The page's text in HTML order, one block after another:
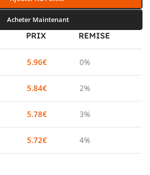
Acheter Maintenant
PRIX REMISE
5.96€ 0%
5.84€ 2%
5.78€ 3%
5.72€ 4%